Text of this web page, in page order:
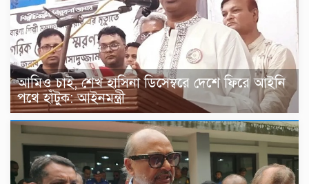
আমিও চাই, শেখ হাসিনা ডিসেম্বরে দেশে ফিরে আইনি
পথে হাঁটুক: আইনমন্ত্রী